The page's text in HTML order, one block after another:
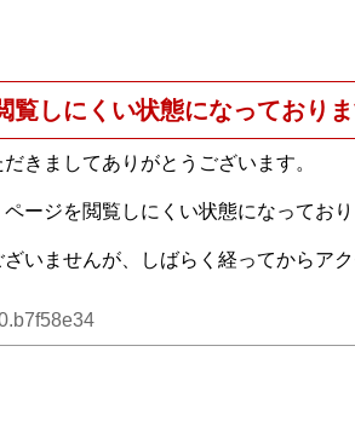
覧しにくい状態になっており
きましてありがとうございます。
ージを閲覧しにくい状態になっており
いませんが、しばらく経ってからア